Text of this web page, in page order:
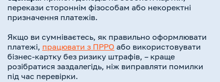
перекази стороннім фізособам або некоректні
призначення платежів.
Якщо ви сумніваєтесь, як правильно оформлювати
платежі, працювати з ПРРО або використовувати
бізнес-картку без ризику штрафів, – краще
розібратися заздалегідь, ніж виправляти помилки
під час перевірки.